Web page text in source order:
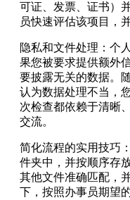
可证、发票、证书）
员快速评估该项目，
隐私和文件处理：个
果您被要求提供额外
要披露无关的数据。
认为数据处理不当，
次检查都依赖于清晰
交流。
简化流程的实用技巧
件夹中，并按顺序存
其他文件准确匹配，
下，按照办事员期望